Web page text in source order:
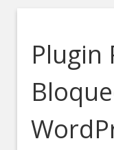
Plugin